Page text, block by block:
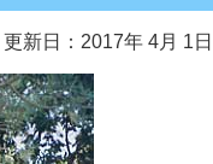
更新日：2017年 4月 1日